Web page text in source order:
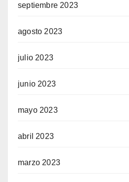
septiembre 2023
agosto 2023
julio 2023
junio 2023
mayo 2023
abril 2023
marzo 2023